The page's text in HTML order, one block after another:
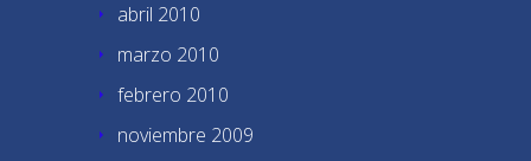
abril 2010
marzo 2010
febrero 2010
noviembre 2009